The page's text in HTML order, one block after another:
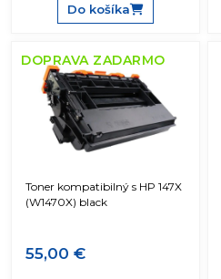
Do košíka
DOPRAVA ZADARMO
Toner kompatibilný s HP 147X
(W1470X) black
55,00 €